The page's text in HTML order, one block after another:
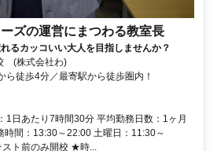
ズの運営にまつわる教室長
るカッコいい大人を目指しませんか？
(株式会社わ)
ら徒歩4分／最寄駅から徒歩圏内！
1日あたり7時間30分 平均勤務日数：1ヶ月
時間：13:30～22:00 土曜日：11:30～
ト前のみ開校 ★時...